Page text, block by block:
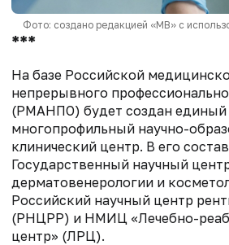
Фото: создано редакцией «МВ» с
***
На базе Российской
непрерывного
(РМАНПО) будет создан единый
многопрофильный научно-
клинический центр. В его
Государственный научный
дерматовенерологии и
Российский научный центр
(РНЦРР) и НМИЦ «Лечебно-
центр» (ЛРЦ).